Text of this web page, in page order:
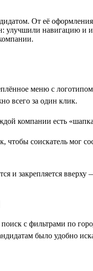
От её
улучшили навигацию
меню с
всего за один клик.
чтобы соискатель мог
с фильтрами по
было удобно